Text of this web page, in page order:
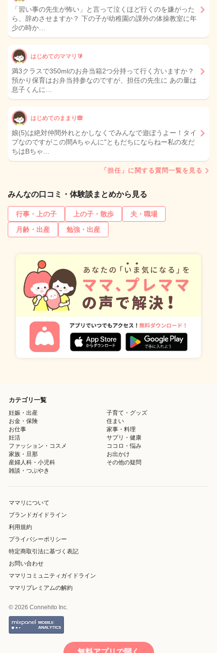
「習い事の先生が怖い」と言って泣くほど行くのを嫌がった
ら、辞めさせますか？ 下の子が幼稚園の課外の体操教室に年
少の時か…
はじめてのママリ🔰
満3クラスで350mlのお弁当箱2つ分持って行く方いますか？
預かり保育はお弁当持参なのですが、担任の先生に あの量は
息子くんに…
はじめてのままり🙈
娘(5)は絶対仲間外れとかしなくでみんなで遊ぼうよー！タイ
プなのですがこの間Aちゃんに"ともだちにならねー私の友だ
ちはBちゃ…
「担任」に関する質問一覧を見る
みんなの口コミ・体験談まとめから見る
行事・上の子 上の子・散歩
夫・職場
月齢・出産
勉強・出産
カテゴリ一覧
妊娠・出産
子育て・グッズ
お金・保険
住まい
お仕事
家事・料理
妊活
サプリ・健康
ファッション・コスメ
ココロ・悩み
家族・旦那
お出かけ
産婦人科・小児科
その他の疑問
雑談・つぶやき
ママリについて
ブランドガイドライン
利用規約
プライバシーポリシー
特定商取引法に基づく表記
お問い合わせ
ママリコミュニティガイドライン
ママリプレミアムの解約
© 2026 Connehito Inc.